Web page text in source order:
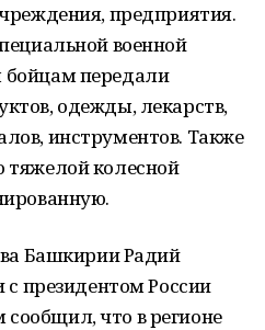
предприятия.
военной
передали
одежды, лекарств,
инструментов. Также
колесной
Башкирии Радий
с президентом России
что в регионе